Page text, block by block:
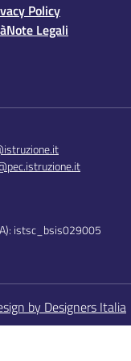
Policy
Note Legali
istsc_bsis029005
by Designers Italia